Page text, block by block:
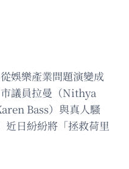
娛樂產業問題演變成
議員拉曼（Nithya
Bass）與真人騷
日紛紛將「拯救荷里